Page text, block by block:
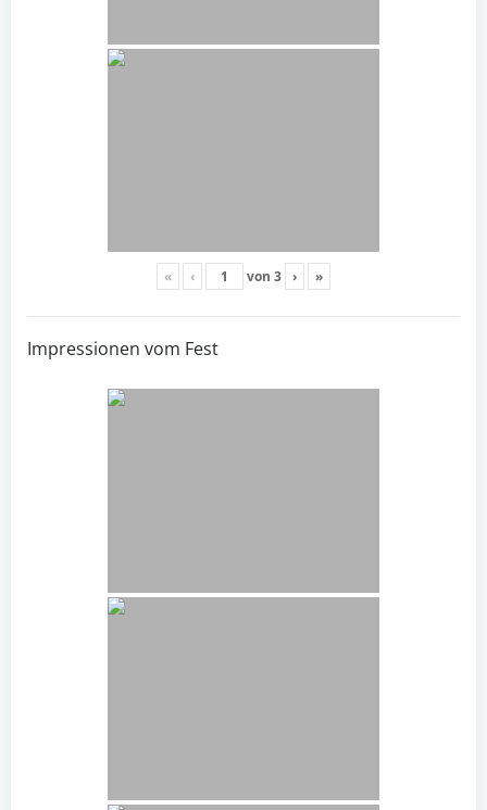
« ‹ von 3 › »
Impressionen vom Fest